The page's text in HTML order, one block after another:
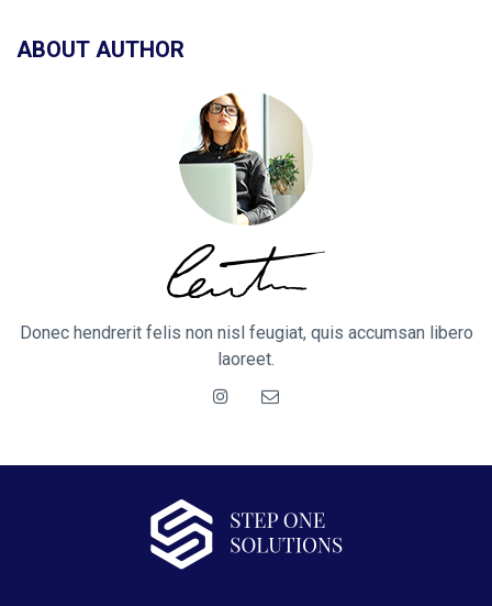
ABOUT AUTHOR
Donec hendrerit felis non nisl feugiat, quis accumsan libero
laoreet.